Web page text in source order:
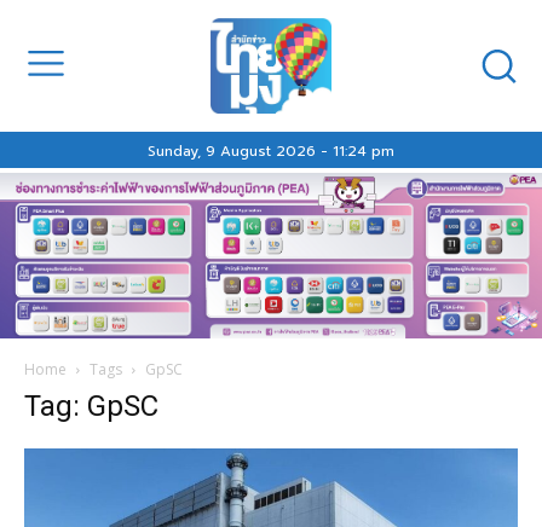
Sunday, 9 August 2026 - 11:24 pm
Home Tags GpSC
Tag: GpSC